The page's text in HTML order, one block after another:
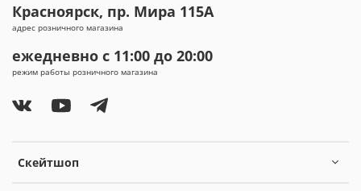
Скейтшоп
Красноярск, пр. Мира 115А
адрес розничного магазина
ежедневно с 11:00 до 20:00
режим работы розничного магазина